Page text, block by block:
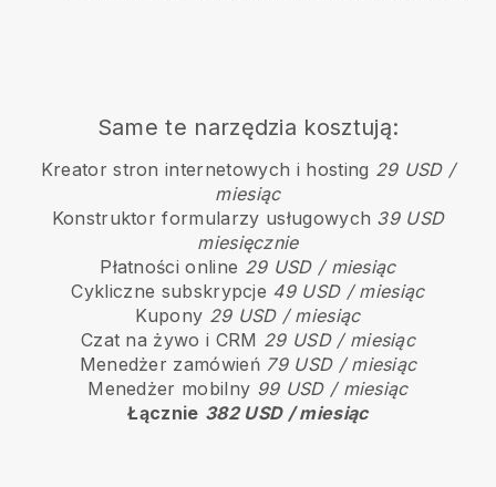
Same te narzędzia kosztują:
Kreator stron internetowych i hosting 29 USD /
miesiąc
Konstruktor formularzy usługowych 39 USD
miesięcznie
Płatności online 29 USD / miesiąc
Cykliczne subskrypcje 49 USD / miesiąc
Kupony 29 USD / miesiąc
Czat na żywo i CRM 29 USD / miesiąc
Menedżer zamówień 79 USD / miesiąc
Menedżer mobilny 99 USD / miesiąc
Łącznie 382 USD / miesiąc